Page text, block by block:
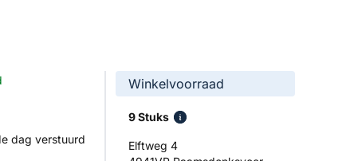
dag verstuurd
Winkelvoorraad
9 Stuks
Elftweg 4